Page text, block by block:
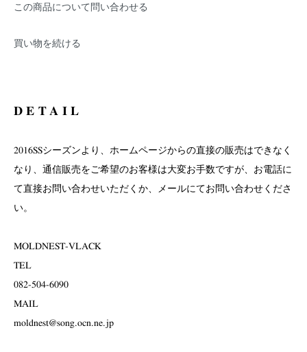
この商品について問い合わせる
買い物を続ける
DETAIL
2016SSシーズンより、ホームページからの直接の販売はできなく
なり、通信販売をご希望のお客様は大変お手数ですが、お電話に
て直接お問い合わせいただくか、メールにてお問い合わせくださ
い。
MOLDNEST-VLACK
TEL
082-504-6090
MAIL
moldnest@song.ocn.ne.jp